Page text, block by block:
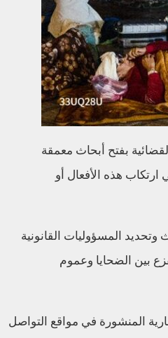
بفتح أبحاث معمقة
هذه الأفعال أو
وتحديد المسؤوليات القانونية
بين الضحايا وعموم
المنشورة في مواقع التواصل